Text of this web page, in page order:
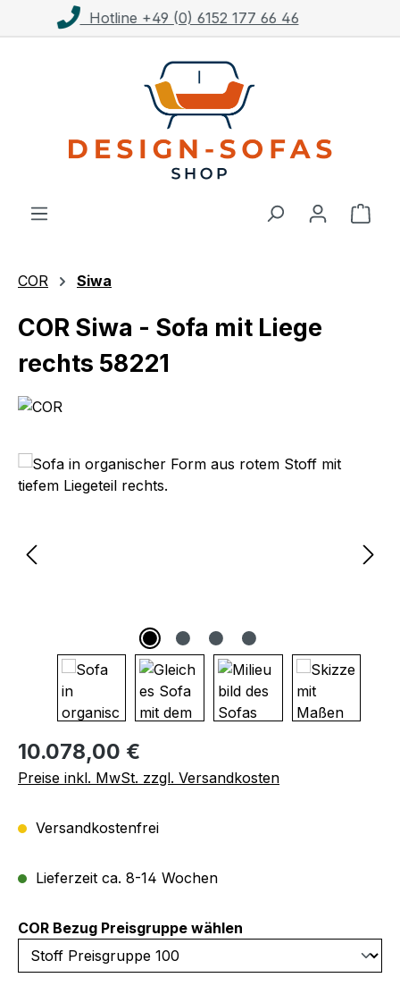
Zum Hauptinhalt springen
Kostenloser Versand ab 1.000€**
COR Siwa
COR Siwa - Sofa mit Liege
rechts 58221
Bildergalerie überspringen
Regulärer Preis:
10.078,00 €
Preise inkl. MwSt. zzgl. Versandkosten
Versandkostenfrei
Lieferzeit ca. 8-14 Wochen
COR Bezug Preisgruppe wählen